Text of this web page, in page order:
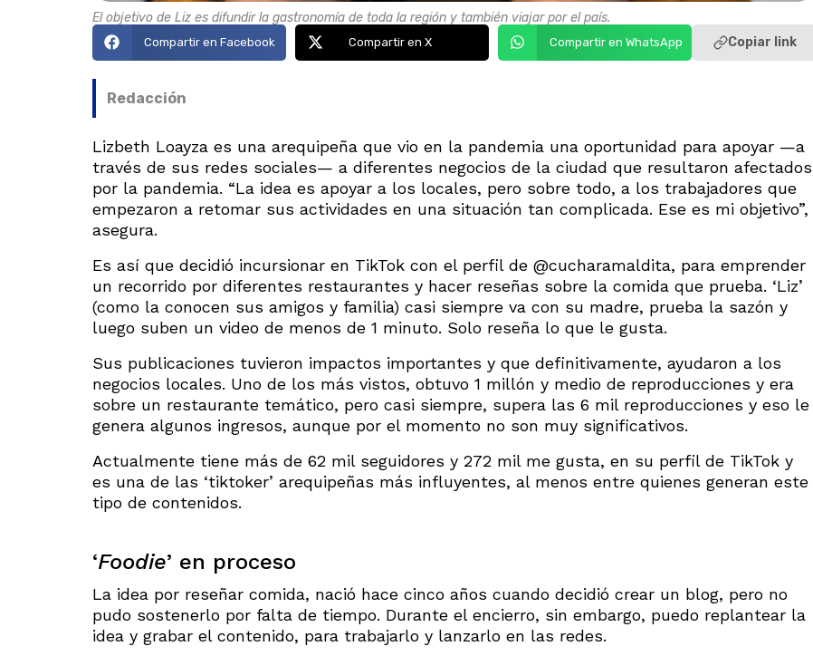
El objetivo de Liz es difundir la gastronomía de toda la región y también viajar por el país.
Compartir en Facebook Compartir en X Compartir en WhatsApp Copiar link
Redacción
Lizbeth Loayza es una arequipeña que vio en la pandemia una oportunidad para apoyar —a
través de sus redes sociales— a diferentes negocios de la ciudad que resultaron afectados
por la pandemia. “La idea es apoyar a los locales, pero sobre todo, a los trabajadores que
empezaron a retomar sus actividades en una situación tan complicada. Ese es mi objetivo”,
asegura.
Es así que decidió incursionar en TikTok con el perfil de @cucharamaldita, para emprender
un recorrido por diferentes restaurantes y hacer reseñas sobre la comida que prueba. ‘Liz’
(como la conocen sus amigos y familia) casi siempre va con su madre, prueba la sazón y
luego suben un video de menos de 1 minuto. Solo reseña lo que le gusta.
Sus publicaciones tuvieron impactos importantes y que definitivamente, ayudaron a los
negocios locales. Uno de los más vistos, obtuvo 1 millón y medio de reproducciones y era
sobre un restaurante temático, pero casi siempre, supera las 6 mil reproducciones y eso le
genera algunos ingresos, aunque por el momento no son muy significativos.
Actualmente tiene más de 62 mil seguidores y 272 mil me gusta, en su perfil de TikTok y
es una de las ‘tiktoker’ arequipeñas más influyentes, al menos entre quienes generan este
tipo de contenidos.
‘Foodie’ en proceso
La idea por reseñar comida, nació hace cinco años cuando decidió crear un blog, pero no
pudo sostenerlo por falta de tiempo. Durante el encierro, sin embargo, puedo replantear la
idea y grabar el contenido, para trabajarlo y lanzarlo en las redes.